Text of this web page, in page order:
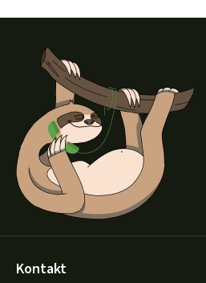
Kontakt